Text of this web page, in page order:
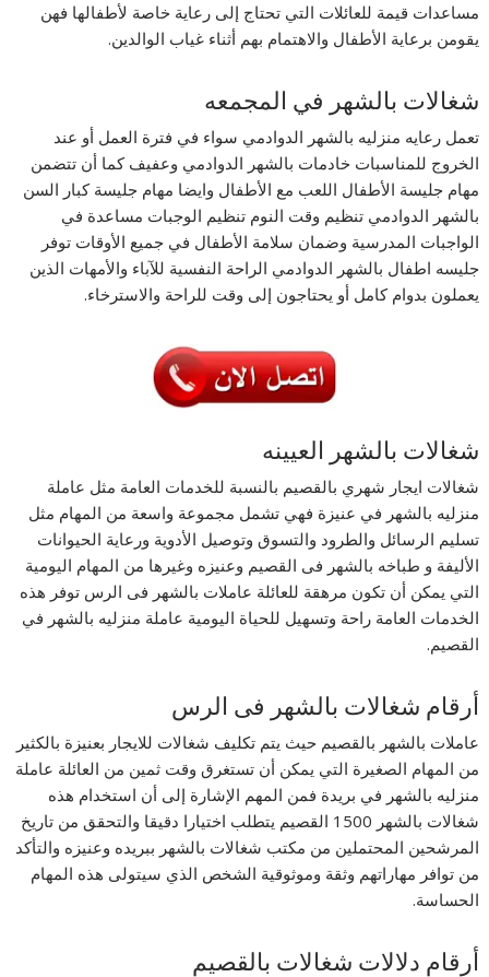
مساعدات قيمة للعائلات التي تحتاج إلى رعاية خاصة لأطفالها فهن
يقومن برعاية الأطفال والاهتمام بهم أثناء غياب الوالدين.
شغالات بالشهر في المجمعه
تعمل رعايه منزليه بالشهر الدوادمي سواء في فترة العمل أو عند
الخروج للمناسبات خادمات بالشهر الدوادمي وعفيف كما أن تتضمن
مهام جليسة الأطفال اللعب مع الأطفال وايضا مهام جليسة كبار السن
بالشهر الدوادمي تنظيم وقت النوم تنظيم الوجبات مساعدة في
الواجبات المدرسية وضمان سلامة الأطفال في جميع الأوقات توفر
جليسه اطفال بالشهر الدوادمي الراحة النفسية للآباء والأمهات الذين
يعملون بدوام كامل أو يحتاجون إلى وقت للراحة والاسترخاء.
شغالات بالشهر العيينه
شغالات ايجار شهري بالقصيم بالنسبة للخدمات العامة مثل عاملة
منزليه بالشهر في عنيزة فهي تشمل مجموعة واسعة من المهام مثل
تسليم الرسائل والطرود والتسوق وتوصيل الأدوية ورعاية الحيوانات
الأليفة و طباخه بالشهر فى القصيم وعنيزه وغيرها من المهام اليومية
التي يمكن أن تكون مرهقة للعائلة عاملات بالشهر فى الرس توفر هذه
الخدمات العامة راحة وتسهيل للحياة اليومية عاملة منزليه بالشهر في
القصيم.
أرقام شغالات بالشهر فى الرس
عاملات بالشهر بالقصيم حيث يتم تكليف شغالات للايجار بعنيزة بالكثير
من المهام الصغيرة التي يمكن أن تستغرق وقت ثمين من العائلة عاملة
منزليه بالشهر في بريدة فمن المهم الإشارة إلى أن استخدام هذه
شغالات بالشهر 1500 القصيم يتطلب اختيارا دقيقا والتحقق من تاريخ
المرشحين المحتملين من مكتب شغالات بالشهر ببريده وعنيزه والتأكد
من توافر مهاراتهم وثقة وموثوقية الشخص الذي سيتولى هذه المهام
الحساسة.
أرقام دلالات شغالات بالقصيم